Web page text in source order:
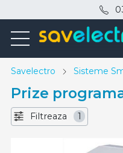
Savelectro Sisteme
Prize
Filtreaza 1